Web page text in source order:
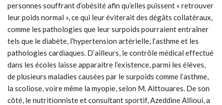
personnes souffrant d’obésité afin qu’elles puissent « retrouver
leur poids normal », ce qui leur éviterait des dégâts collatéraux,
comme les pathologies que leur surpoids pourraient entraîner
tels que le diabète, l’hypertension artérielle, l’asthme et les
pathologies cardiaques. D’ailleurs, le contrôle médical effectué
dans les écoles laisse apparaitre l’existence, parmi les élèves,
de plusieurs maladies causées par le surpoids comme l’asthme,
la scoliose, voire même la myopie, selon M. Aittouares. De son
côté, le nutritionniste et consultant sportif, Azeddine Allioui, a